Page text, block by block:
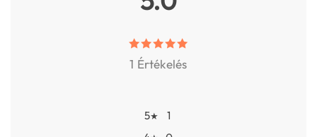
1 Értékelés
5★
1